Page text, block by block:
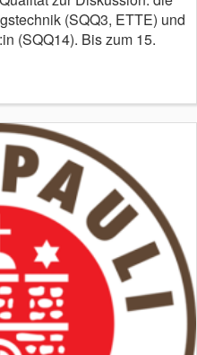
(SQQ3, ETTE) und
(SQQ14). Bis zum 15.